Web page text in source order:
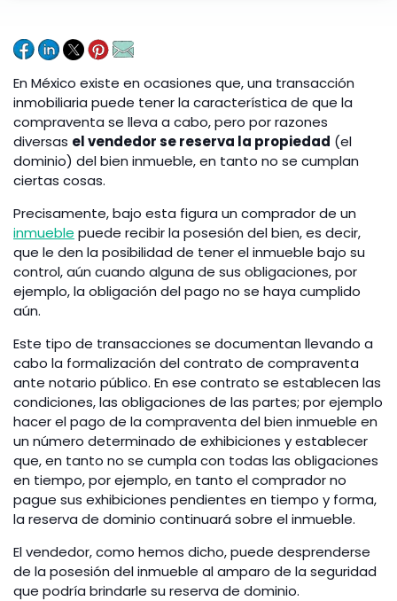
En México existe en ocasiones que, una transacción
inmobiliaria puede tener la característica de que la
compraventa se lleva a cabo, pero por razones
diversas el vendedor se reserva la propiedad (el
dominio) del bien inmueble, en tanto no se cumplan
ciertas cosas.
Precisamente, bajo esta figura un comprador de un
inmueble puede recibir la posesión del bien, es decir,
que le den la posibilidad de tener el inmueble bajo su
control, aún cuando alguna de sus obligaciones, por
ejemplo, la obligación del pago no se haya cumplido
aún.
Este tipo de transacciones se documentan llevando a
cabo la formalización del contrato de compraventa
ante notario público. En ese contrato se establecen las
condiciones, las obligaciones de las partes; por ejemplo
hacer el pago de la compraventa del bien inmueble en
un número determinado de exhibiciones y establecer
que, en tanto no se cumpla con todas las obligaciones
en tiempo, por ejemplo, en tanto el comprador no
pague sus exhibiciones pendientes en tiempo y forma,
la reserva de dominio continuará sobre el inmueble.
El vendedor, como hemos dicho, puede desprenderse
de la posesión del inmueble al amparo de la seguridad
que podría brindarle su reserva de dominio.